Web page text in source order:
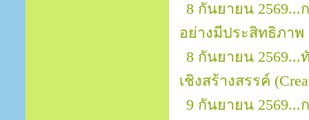
8 กันยายน
อย่างมีประสิทธิภาพ
8 กันยายน
เชิงสร้างสรรค์
9 กันยายน